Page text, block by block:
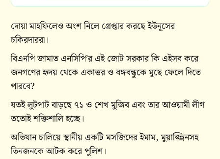
দোয়া মাহফিলেও অংশ নিলে গ্রেপ্তার করছে ইউনূসের
চকিরদাররা।
বিএনপি জামাত এনসিপি’র এই জোট সরকার কি এইসব করে
জনগণের হৃদয় থেকে একাত্তর ও বঙ্গবন্ধুকে মুছে ফেলে দিতে
পারবে?
যতই লুটপাট বাড়ছে ৭১ ও শেখ মুজিব এবং তার আওয়ামী লীগ
ততোই শক্তিশালি হচ্ছে।
অভিযান চালিয়ে স্থানীয় একটি মসজিদের ইমাম, মুয়াজ্জিনসহ
তিনজনকে আটক করে পুলিশ।